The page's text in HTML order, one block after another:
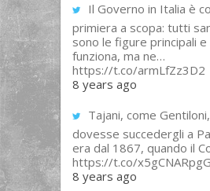
Il Governo in Italia è
primiera a scopa: tutti
sono le figure principali e
funziona, ma ne…
https://t.co/armLfZz3D2
8 years ago
Tajani, come
dovesse succedergli a
era dal 1867, quando il
https://t.co/x5gCNARpgG
8 years ago